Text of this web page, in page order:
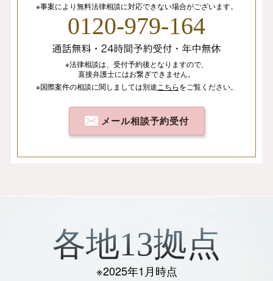
※事案により無料法律相談に対応できない場合がございます。
0120-979-164
※法律相談は、 受付予約後となりますので、
直接弁護士にはお繋ぎできません。
※国際案件の相談に関しましては別途 こちらをご覧ください。
メール相談予約受付
各地13拠点
※2025年1月時点